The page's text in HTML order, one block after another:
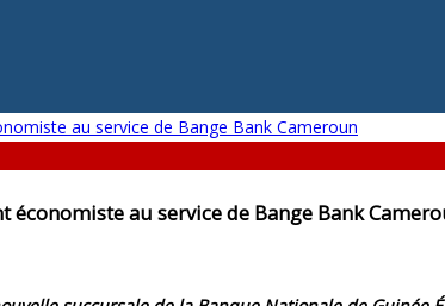
économiste au service de Bange Bank